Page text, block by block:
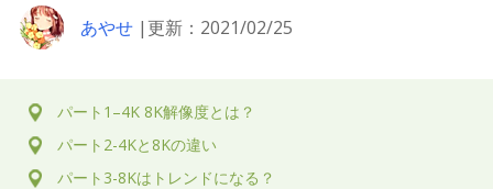
あやせ|更新：2021/02/25
パート1–4K 8K解像度とは？
パート2-4Kと8Kの違い
パート3-8Kはトレンドになる？